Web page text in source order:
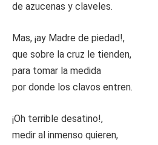
de azucenas y claveles.
Mas, ¡ay Madre de piedad!,
que sobre la cruz le tienden,
para tomar la medida
por donde los clavos entren.
¡Oh terrible desatino!,
medir al inmenso quieren,